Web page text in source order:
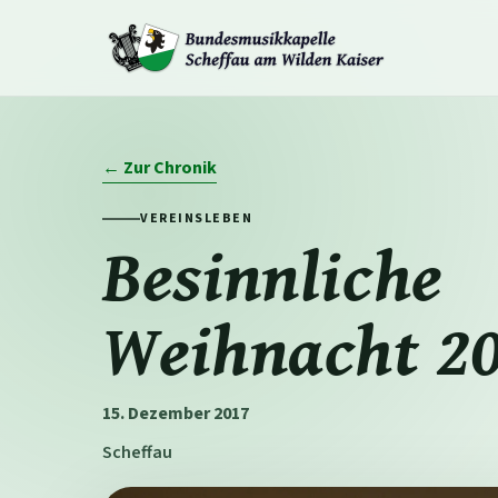
← Zur Chronik
VEREINSLEBEN
Besinnliche
Weihnacht
15. Dezember 2017
Scheffau